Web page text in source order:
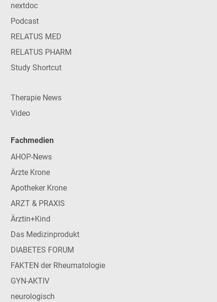
nextdoc
Podcast
RELATUS MED
RELATUS PHARM
Study Shortcut
Therapie News
Video
Fachmedien
AHOP-News
Ärzte Krone
Apotheker Krone
ARZT & PRAXIS
Ärztin+Kind
Das Medizinprodukt
DIABETES FORUM
FAKTEN der Rheumatologie
GYN-AKTIV
neurologisch